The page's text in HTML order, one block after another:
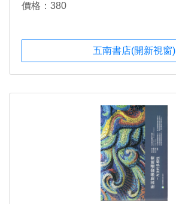
價格：380
五南書店(開新視窗)